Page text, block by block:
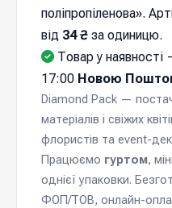
поліпропіленова».
від 34 ₴ за одиницю.
Товар у наявності
17:00 Новою
Diamond Pack —
матеріалів і свіжих
флористів та event-
Працюємо гуртом,
однієї упаковки.
ФОП/ТОВ, онлайн-